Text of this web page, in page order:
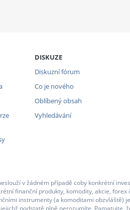
DISKUZE
Diskuzní fórum
Co je nového
Oblíbený obsah
Vyhledávání
v žádném případě coby konkrétní
finanční produkty, komodity, akcie, forex
instrumenty (a komoditami obzvláště)
podstatě plně nerozumíte. Pamatujte,